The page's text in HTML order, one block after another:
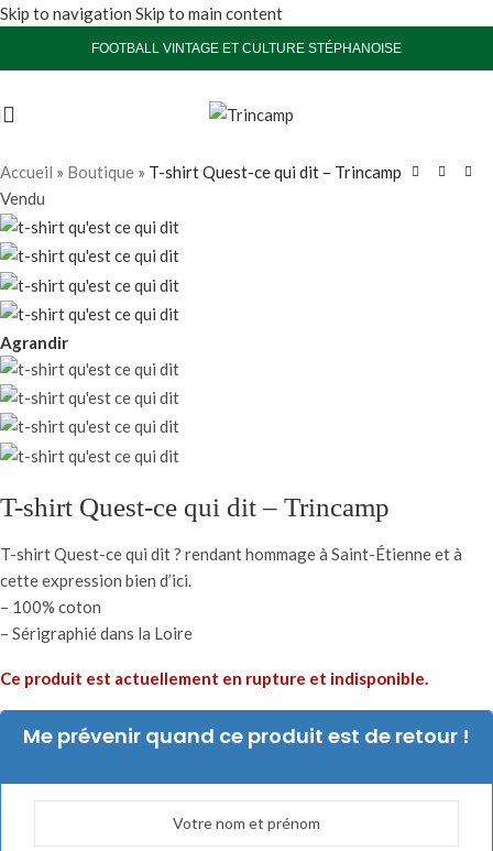
Skip to navigation Skip to main content
FOOTBALL VINTAGE ET CULTURE STÉPHANOISE
Accueil » Boutique » T-shirt Quest-ce qui dit – Trincamp
Vendu
Agrandir
T-shirt Quest-ce qui dit – Trincamp
T-shirt Quest-ce qui dit ? rendant hommage à Saint-Étienne et à
cette expression bien d’ici.
– 100% coton
– Sérigraphié dans la Loire
Ce produit est actuellement en rupture et indisponible.
Me prévenir quand ce produit est de retour !